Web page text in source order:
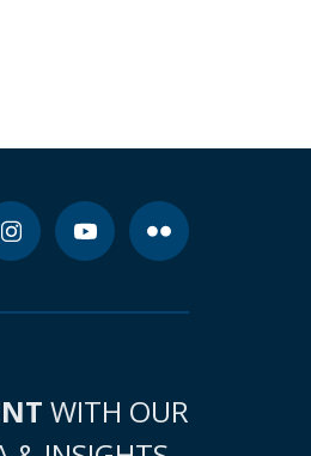
WITH OUR